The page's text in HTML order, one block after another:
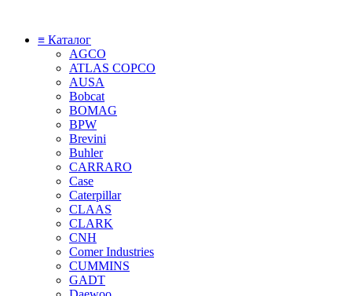
≡ Каталог
AGCO
ATLAS COPCO
AUSA
Bobcat
BOMAG
BPW
Brevini
Buhler
CARRARO
Case
Caterpillar
CLAAS
CLARK
CNH
Comer Industries
CUMMINS
GADT